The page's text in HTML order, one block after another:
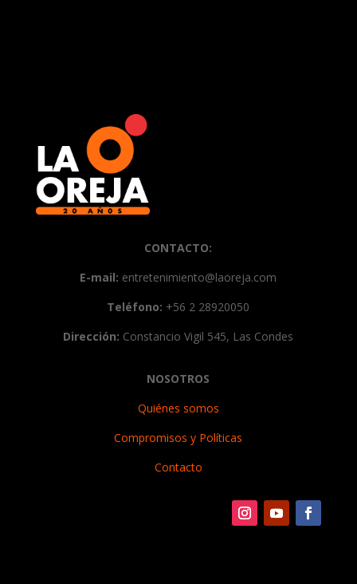
CONTACTO:
E-mail: entretenimiento@laoreja.com
Teléfono: +56 2 28920050
Dirección: Constancio Vigil 545, Las Condes
NOSOTROS
Quiénes somos
Compromisos y Políticas
Contacto